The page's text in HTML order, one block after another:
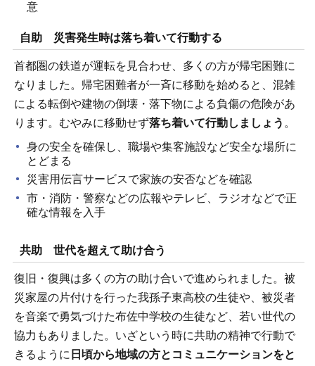
意
自助 災害発生時は落ち着いて行動する
首都圏の鉄道が運転を見合わせ、多くの方が帰宅困難に
なりました。帰宅困難者が一斉に移動を始めると、混雑
による転倒や建物の倒壊・落下物による負傷の危険があ
ります。むやみに移動せず落ち着いて行動しましょう 。
身の安全を確保し、職場や集客施設など安全な場所に
とどまる
災害用伝言サービスで家族の安否などを確認
市・消防・警察などの広報やテレビ、ラジオなどで正
確な情報を入手
共助 世代を超えて助け合う
復旧・復興は多くの方の助け合いで進められました。被
災家屋の片付けを行った我孫子東高校の生徒や、被災者
を音楽で勇気づけた布佐中学校の生徒など、若い世代の
協力もありました。いざという時に共助の精神で行動で
きるように 日頃から地域の方とコミュニケーションをと